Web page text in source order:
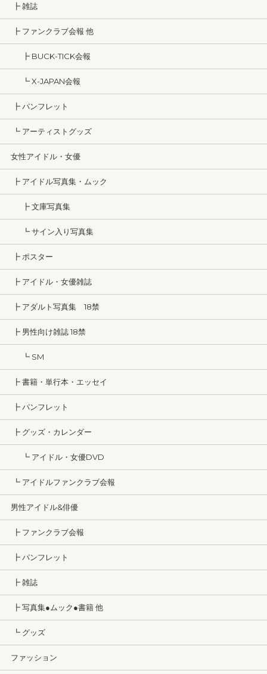
┣ 雑誌
┣ ファンクラブ会報 他
┣ BUCK-TICK会報
┗ X-JAPAN会報
┣ パンフレット
┗ アーティストグッズ
女性アイドル・女優
┣ アイドル写真集・ムック
┣ 文庫写真集
┗ サイン入り写真集
┣ ポスター
┣ アイドル・女優雑誌
┣ アダルト写真集 18禁
┣ 男性向け雑誌 18禁
┗ SM
┣ 書籍・単行本・エッセイ
┣ パンフレット
┣ グッズ・カレンダー
┗ アイドル・女優DVD
┗ アイドルファンクラブ会報
男性アイドル&俳優
┣ ファンクラブ会報
┣ パンフレット
┣ 雑誌
┣ 写真集●ムック●書籍 他
┗ グッズ
ファッション